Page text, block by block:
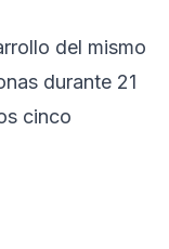
del mismo
durante 21
cinco